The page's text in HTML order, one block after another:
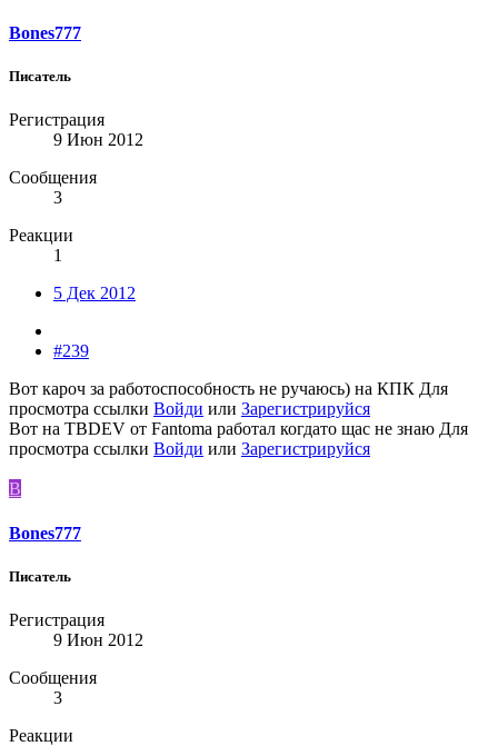
Bones777
Писатель
Регистрация
9 Июн 2012
Сообщения
3
Реакции
1
5 Дек 2012
#239
Вот кароч за работоспособность не ручаюсь) на КПК Для
просмотра ссылки Войди или Зарегистрируйся
Вот на TBDEV от Fantoma работал когдато щас не знаю Для
просмотра ссылки Войди или Зарегистрируйся
B
Bones777
Писатель
Регистрация
9 Июн 2012
Сообщения
3
Реакции